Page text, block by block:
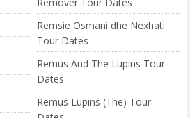
Remsie Osmani dhe Nexhati
Tour Dates
Remus And The Lupins Tour
Dates
Remus Lupins (The) Tour